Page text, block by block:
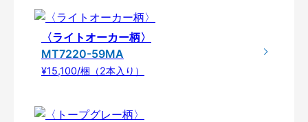
〈ライトオーカー柄〉
MT7220-59MA
¥15,100/梱（2本入り）